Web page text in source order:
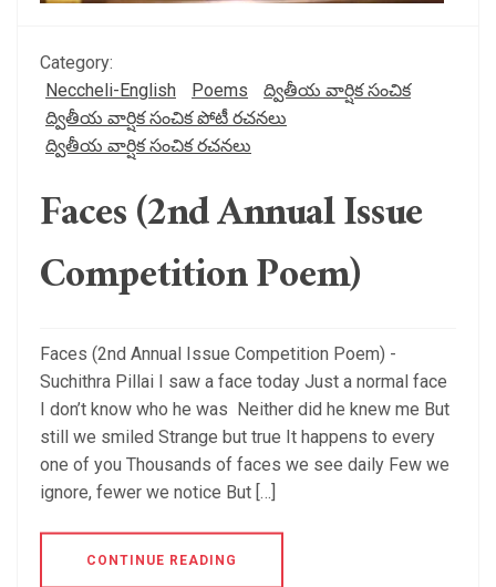
Category:
Neccheli-English
Poems
ద్వితీయ వార్షిక సంచిక
ద్వితీయ వార్షిక సంచిక పోటీ రచనలు
ద్వితీయ వార్షిక సంచిక రచనలు
Faces (2nd Annual Issue
Competition Poem)
Faces (2nd Annual Issue Competition Poem) -
Suchithra Pillai I saw a face today Just a normal face
I don’t know who he was Neither did he knew me But
still we smiled Strange but true It happens to every
one of you Thousands of faces we see daily Few we
ignore, fewer we notice But […]
CONTINUE READING